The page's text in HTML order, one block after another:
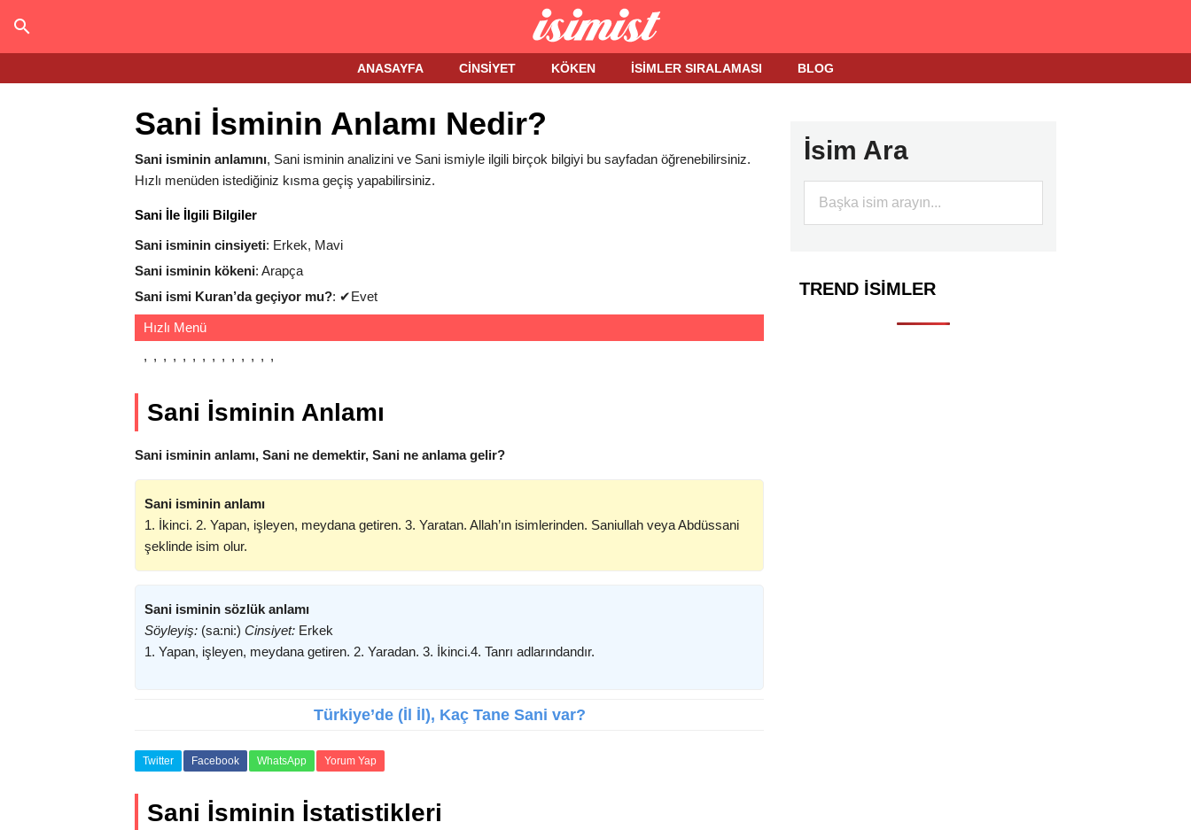
ANASAYFA CINSIYET KÖKEN İSIMLER SIRALAMASI BLOG
Sani İsminin Anlamı Nedir?
Sani isminin anlamını, Sani isminin analizini ve Sani ismiyle ilgili birçok bilgiyi bu sayfadan öğrenebilirsiniz.
Hızlı menüden istediğiniz kısma geçiş yapabilirsiniz.
Sani İle İlgili Bilgiler
Sani isminin cinsiyeti: Erkek, Mavi
Sani isminin kökeni: Arapça
Sani ismi Kuran’da geçiyor mu?: ✔Evet
Hızlı Menü
Sani İsminin Anlamı
Sani isminin anlamı, Sani ne demektir, Sani ne anlama gelir?
Sani isminin anlamı
1. İkinci. 2. Yapan, işleyen, meydana getiren. 3. Yaratan. Allah’ın isimlerinden. Saniullah veya Abdüssani
şeklinde isim olur.
Sani isminin sözlük anlamı
Söyleyiş: (sa:ni:) Cinsiyet: Erkek
1. Yapan, işleyen, meydana getiren. 2. Yaradan. 3. İkinci.4. Tanrı adlarındandır.
Türkiye’de (İl İl), Kaç Tane Sani var?
Twitter Facebook WhatsApp Yorum Yap
Sani İsminin İstatistikleri
İsim Ara
TREND İSIMLER